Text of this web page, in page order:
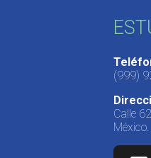
(999)
Calle
México.